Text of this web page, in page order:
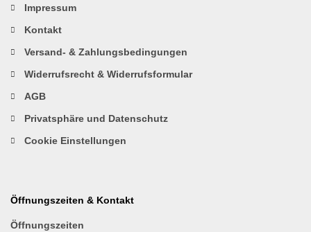
Impressum
Kontakt
Versand- & Zahlungsbedingungen
Widerrufsrecht & Widerrufsformular
AGB
Privatsphäre und Datenschutz
Cookie Einstellungen
Öffnungszeiten & Kontakt
Öffnungszeiten